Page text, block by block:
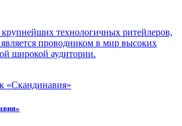
технологичных ритейлеров,
проводником в мир высоких
широкой аудитории.